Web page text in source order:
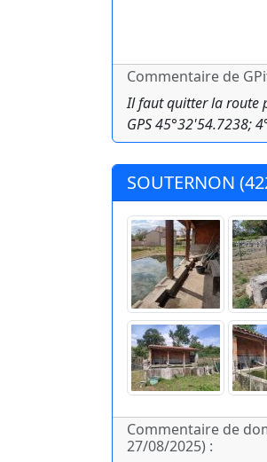
Commentaire de
Il faut quitter la route
GPS 45°32'54.7238;
SOUTERNON
Commentaire de
27/08/2025) :